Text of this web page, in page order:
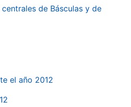
de Básculas y de
el año 2012